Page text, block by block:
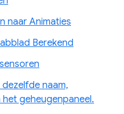
naar Animaties
Berekend
naam,
geheugenpaneel.